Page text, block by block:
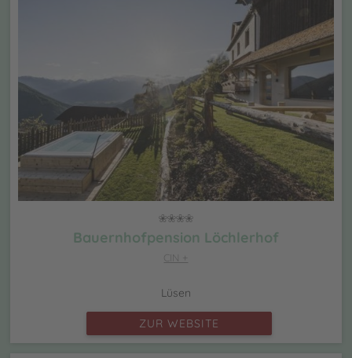
Bauernhofpension Löchlerhof
CIN +
Lüsen
ZUR WEBSITE